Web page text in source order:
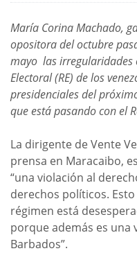
María Corina Machado,
opositora del octubre
mayo las irregularidades
Electoral (RE) de los
presidenciales del
que está pasando con el
La dirigente de Vente
prensa en Maracaibo,
“una violación al
derechos políticos.
régimen está
porque además es una
Barbados”.